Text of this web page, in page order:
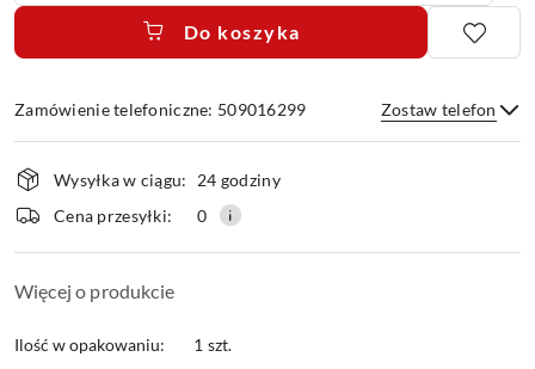
Do koszyka
Zamówienie telefoniczne: 509016299 Zostaw telefon
Wyślij
Dostępność
i
dostawa
Wysyłka w ciągu:
24 godziny
Cena przesyłki:
0
Więcej o produkcie
Ilość w opakowaniu: 1 szt.